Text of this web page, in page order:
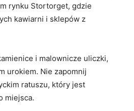
rynku Stortorget, gdzie
kawiarni i sklepów z
i malownicze uliczki,⁤
urokiem. Nie zapomnij
ratuszu, ⁣który ⁣jest
miejsca.